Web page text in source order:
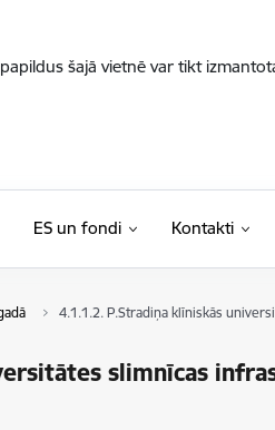
šajā vietnē var tikt
ES un fondi Kontakti
4.1.1.2. P.Stradiņa klīniskās
slimnīcas